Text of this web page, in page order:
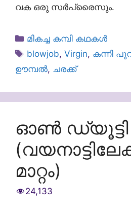
വക ഒരു സർപ്രൈസും.
Categories
മികച്ച കമ്പി കഥകൾ
Tags
blowjob,Virgin, കന്നി
ഊമ്പൽ, ചരക്ക്
ഓൺ ഡ്യൂട്ടി
മാറ്റം)
24,133